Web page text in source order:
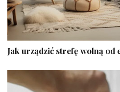
Jak urządzić strefę wolną od